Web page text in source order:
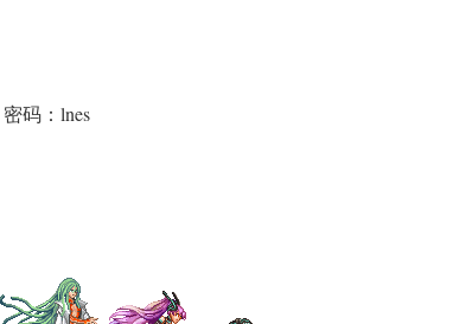
密码：lnes